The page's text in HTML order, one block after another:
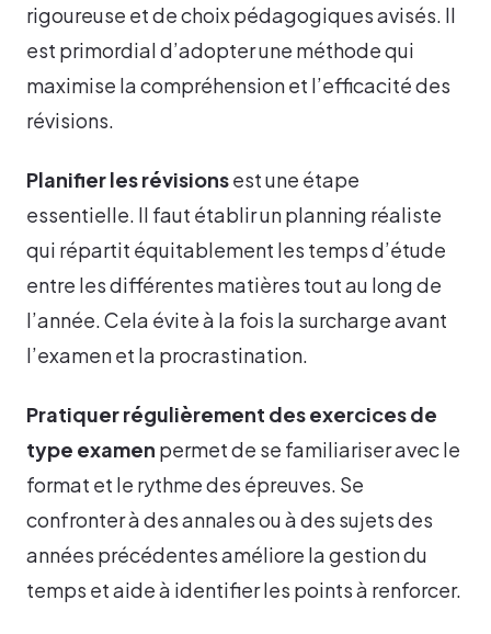
rigoureuse et de choix pédagogiques avisés. Il
est primordial d’adopter une méthode qui
maximise la compréhension et l’efficacité des
révisions.
Planifier les révisionsest une étape
essentielle. Il faut établir un planning réaliste
qui répartit équitablement les temps d’étude
entre les différentes matières tout au long de
l’année. Cela évite à la fois la surcharge avant
l’examen et la procrastination.
Pratiquer régulièrement des exercices de
type examen permet de se familiariser avec le
format et le rythme des épreuves. Se
confronter à des annales ou à des sujets des
années précédentes améliore la gestion du
temps et aide à identifier les points à renforcer.